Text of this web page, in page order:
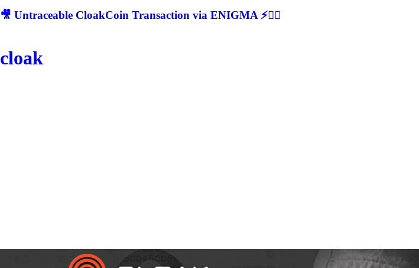
🎥 Untraceable CloakCoin Transaction via ENIGMA ⚡🕵‍♂
cloak